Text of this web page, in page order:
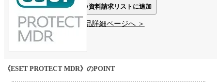
資料請求リストに追加
製品詳細ページへ ＞
《ESET PROTECT MDR》のPOINT